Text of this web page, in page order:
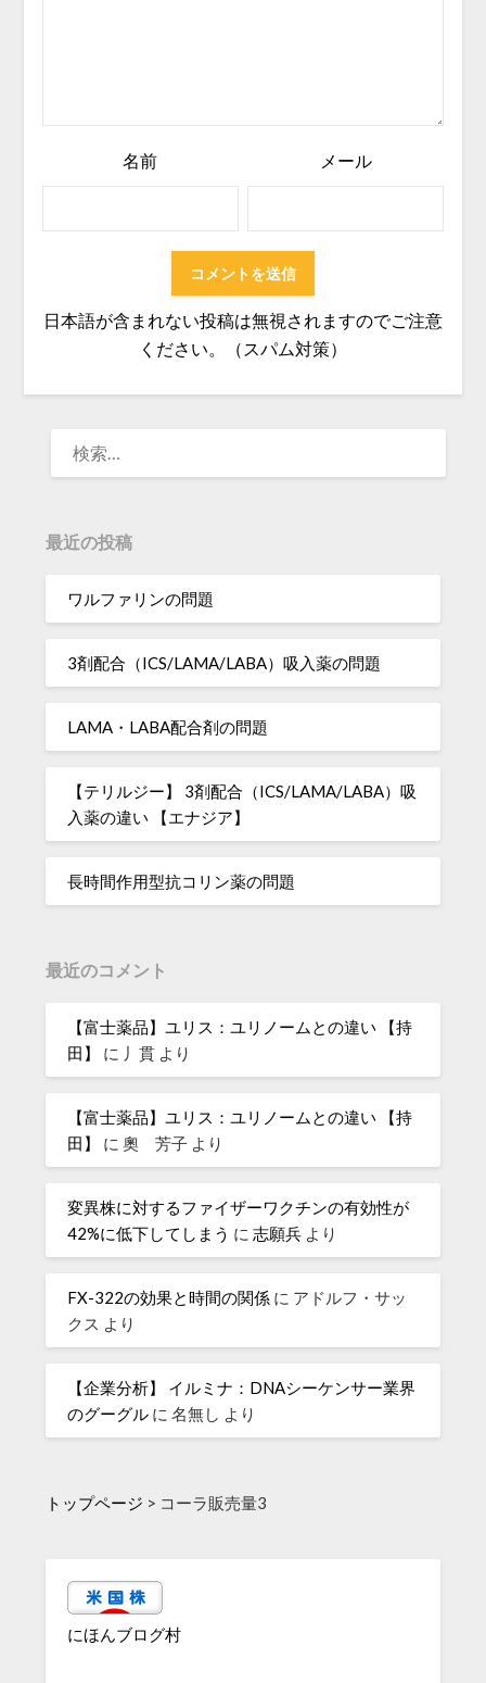
名前 メール
日本語が含まれない投稿は無視されますのでご注意
ください。（スパム対策）
最近の投稿
ワルファリンの問題
3剤配合（ICS/LAMA/LABA）吸入薬の問題
LAMA・LABA配合剤の問題
【テリルジー】 3剤配合（ICS/LAMA/LABA）吸
入薬の違い 【エナジア】
長時間作用型抗コリン薬の問題
最近のコメント
【富士薬品】ユリス：ユリノームとの違い 【持
田】
に 丿貫 より
【富士薬品】ユリス：ユリノームとの違い 【持
田】
に奧 芳子 より
変異株に対するファイザーワクチンの有効性が
42%に低下してしまう に志願兵 より
FX-322の効果と時間の関係 に アドルフ・サッ
クス より
【企業分析】 イルミナ：DNAシーケンサー業界
のグーグル に名無し より
トップページ > コーラ販売量3
にほんブログ村